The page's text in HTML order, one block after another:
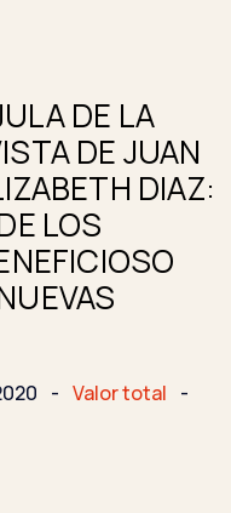
DE LA
DE JUAN
DIAZ:
LOS
- Valor total -